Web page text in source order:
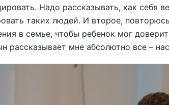
Надо рассказывать, как себя
таких людей. И второе,
в семье, чтобы ребенок мог
рассказывает мне абсолютно все –